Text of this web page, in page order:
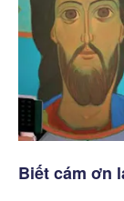
Biết cám ơn